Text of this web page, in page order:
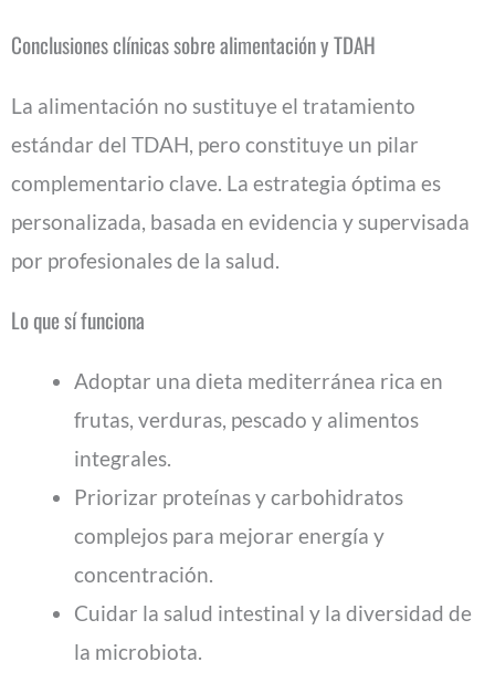
Conclusiones clínicas sobre alimentación y TDAH
La alimentación no sustituye el tratamiento
estándar del TDAH, pero constituye un pilar
complementario clave. La estrategia óptima es
personalizada, basada en evidencia y supervisada
por profesionales de la salud.
Lo que sí funciona
Adoptar una dieta mediterránea rica en
frutas, verduras, pescado y alimentos
integrales.
Priorizar proteínas y carbohidratos
complejos para mejorar energía y
concentración.
Cuidar la salud intestinal y la diversidad de
la microbiota.